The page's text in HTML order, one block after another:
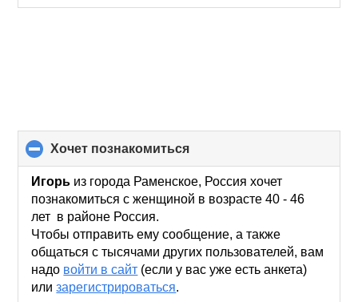
хочет познакомиться
to
collapse
contents
Игорь из города Раменское, Россия хочет
познакомиться с женщиной в возрасте 40 - 46
лет в районе Россия.
Чтобы отправить ему сообщение, а также
общаться с тысячами других пользователей, вам
надо войти в сайт (если у вас уже есть анкета)
илизарегистрироваться.